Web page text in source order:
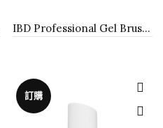
IBD Professional Gel Brush #6
訂購